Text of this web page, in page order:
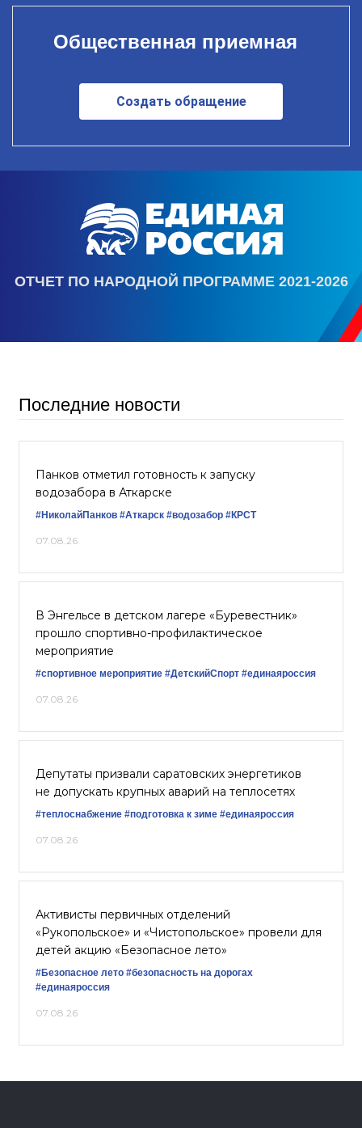
Общественная приемная
Создать обращение
ОТЧЕТ ПО НАРОДНОЙ ПРОГРАММЕ 2021-2026
Последние новости
Панков отметил готовность к запуску
водозабора в Аткарске
#НиколайПанков #Аткарск #водозабор #КРСТ
07.08.26
В Энгельсе в детском лагере «Буревестник»
прошло спортивно-профилактическое
мероприятие
#спортивное мероприятие #ДетскийСпорт #единаяроссия
07.08.26
Депутаты призвали саратовских энергетиков
не допускать крупных аварий на теплосетях
#теплоснабжение #подготовка к зиме #единаяроссия
07.08.26
Активисты первичных отделений
«Рукопольское» и «Чистопольское» провели для
детей акцию «Безопасное лето»
#Безопасное лето #безопасность на дорогах
#единаяроссия
07.08.26